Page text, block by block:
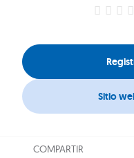
Sitio
COMPARTIR